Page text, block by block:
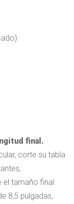
final.
corte su tabla
tamaño final.
8,5 pulgadas,